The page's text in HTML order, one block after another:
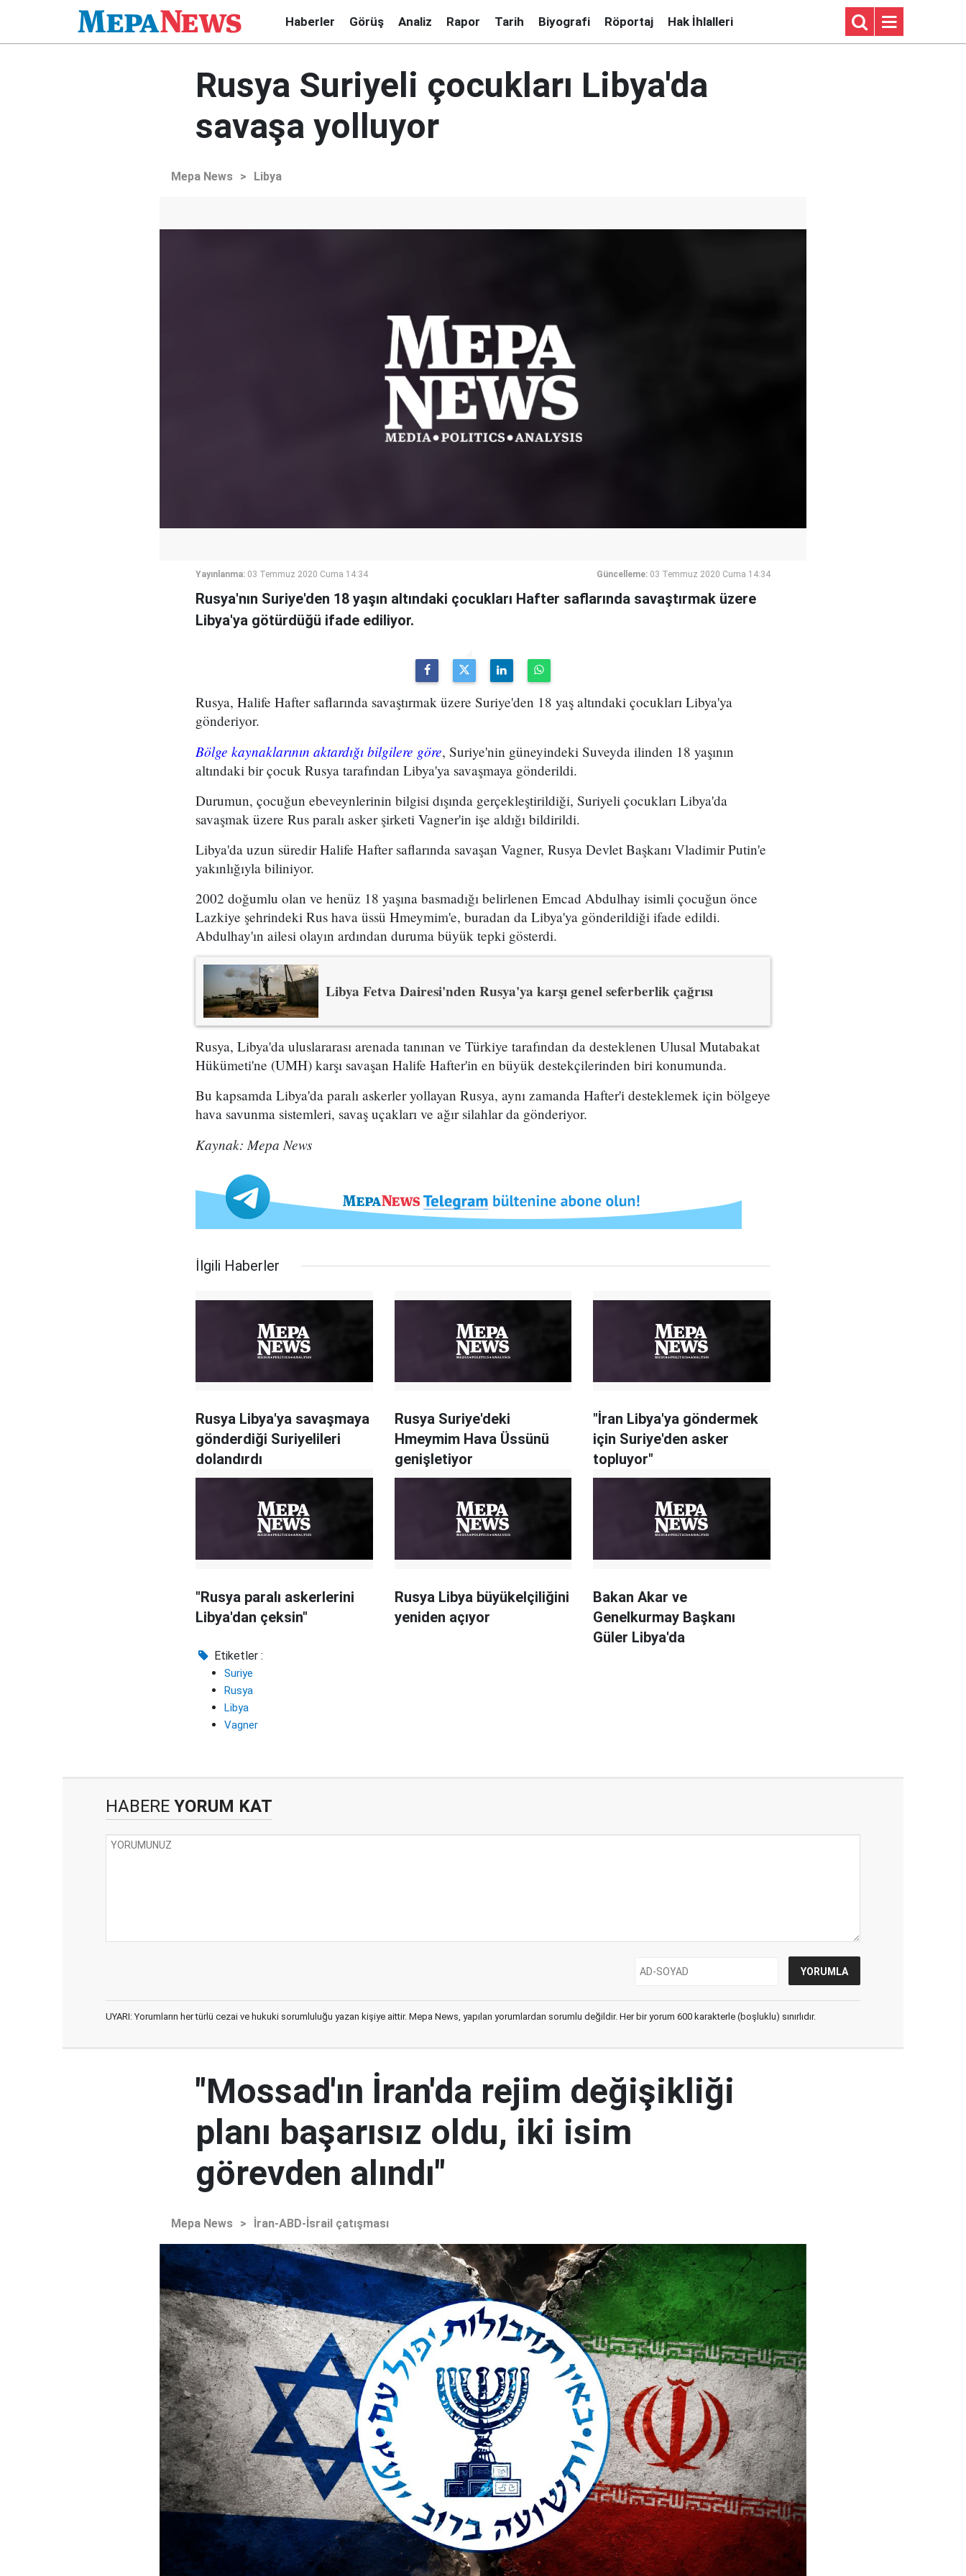
Haberler Görüş Analiz Rapor Tarih Biyografi Röportaj Hak İhlalleri
Rusya Suriyeli çocukları Libya'da
savaşa yolluyor
Mepa News > Libya
Yayınlanma: 03 Temmuz 2020 Cuma 14:34 Güncelleme: 03 Temmuz 2020 Cuma 14:34
Rusya'nın Suriye'den 18 yaşın altındaki çocukları Hafter saflarında savaştırmak üzere
Libya'ya götürdüğü ifade ediliyor.
Rusya, Halife Hafter saflarında savaştırmak üzere Suriye'den 18 yaş altındaki çocukları Libya'ya
gönderiyor.
Bölge kaynaklarının aktardığı bilgilere göre, Suriye'nin güneyindeki Suveyda ilinden 18 yaşının
altındaki bir çocuk Rusya tarafından Libya'ya savaşmaya gönderildi.
Durumun, çocuğun ebeveynlerinin bilgisi dışında gerçekleştirildiği, Suriyeli çocukları Libya'da
savaşmak üzere Rus paralı asker şirketi Vagner'in işe aldığı bildirildi.
Libya'da uzun süredir Halife Hafter saflarında savaşan Vagner, Rusya Devlet Başkanı Vladimir Putin'e
yakınlığıyla biliniyor.
2002 doğumlu olan ve henüz 18 yaşına basmadığı belirlenen Emcad Abdulhay isimli çocuğun önce
Lazkiye şehrindeki Rus hava üssü Hmeymim'e, buradan da Libya'ya gönderildiği ifade edildi.
Abdulhay'ın ailesi olayın ardından duruma büyük tepki gösterdi.
Libya Fetva Dairesi'nden Rusya'ya karşı genel seferberlik çağrısı
Rusya, Libya'da uluslararası arenada tanınan ve Türkiye tarafından da desteklenen Ulusal Mutabakat
Hükümeti'ne (UMH) karşı savaşan Halife Hafter'in en büyük destekçilerinden biri konumunda.
Bu kapsamda Libya'da paralı askerler yollayan Rusya, aynı zamanda Hafter'i desteklemek için bölgeye
hava savunma sistemleri, savaş uçakları ve ağır silahlar da gönderiyor.
Kaynak: Mepa News
İlgili Haberler
Rusya Libya'ya savaşmaya
gönderdiği Suriyelileri
dolandırdı
Rusya Suriye'deki
Hmeymim Hava Üssünü
genişletiyor
"İran Libya'ya göndermek
için Suriye'den asker
topluyor"
"Rusya paralı askerlerini
Libya'dan çeksin"
Rusya Libya büyükelçiliğini
yeniden açıyor
Bakan Akar ve
Genelkurmay Başkanı
Güler Libya'da
Etiketler :
Suriye
Rusya
Libya
Vagner
HABERE YORUM KAT
UYARI: Yorumların her türlü cezai ve hukuki sorumluluğu yazan kişiye aittir. Mepa News, yapılan yorumlardan sorumlu değildir. Her bir yorum 600 karakterle (boşluklu) sınırlıdır.
"Mossad'ın İran'da rejim değişikliği
planı başarısız oldu, iki isim
görevden alındı"
Mepa News > İran-ABD-İsrail çatışması